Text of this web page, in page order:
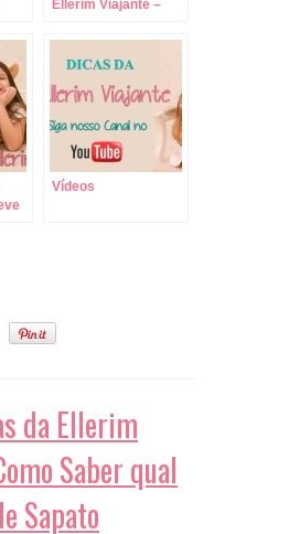
Ellerim Viajante –
Certo para Cada dia!
Vídeos
da Ellerim
Saber qual
Sapato